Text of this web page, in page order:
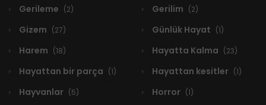
Gerileme (2) Gerilim (2)
Gizem (27) Günlük Hayat (1)
Harem (18) Hayatta Kalma (23)
Hayattan bir parça (1) Hayattan kesitler (1)
Hayvanlar (5) Horror (1)